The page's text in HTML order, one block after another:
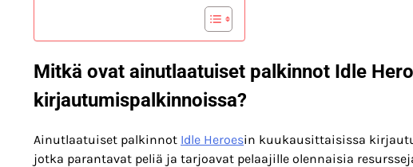
Mitkä ovat ainutlaatuiset palkinnot Idle
kirjautumispalkinnoissa?
Ainutlaatuiset palkinnot Idle Heroesin kuukausittaisissa
jotka parantavat peliä ja tarjoavat pelaajille olennaisia